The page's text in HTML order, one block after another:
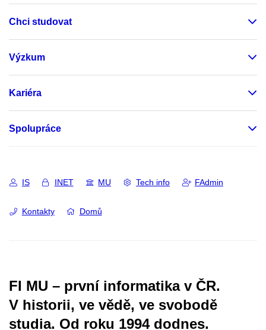
Chci studovat
Výzkum
Kariéra
Spolupráce
IS INET MU Tech info FAdmin
Kontakty Domů
FI MU – první informatika v ČR.
V historii, ve vědě, ve svobodě
studia. Od roku 1994 dodnes.